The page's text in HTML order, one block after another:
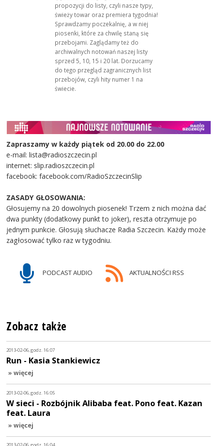
propozycji do listy, czyli nasze typy,
świeży towar oraz premiera tygodnia!
Sprawdzamy poczekalnię, a w niej
piosenki, które za chwilę staną się
przebojami. Zaglądamy też do
archiwalnych notowań naszej listy
sprzed 5, 10, 15 i 20 lat. Dorzucamy
do tego przegląd zagranicznych list
przebojów, czyli hity numer 1 na
świecie.
Zapraszamy w każdy piątek od 20.00 do 22.00
e-mail: lista@radioszczecin.pl
internet: slip.radioszczecin.pl
facebook: facebook.com/RadioSzczecinSlip
ZASADY GŁOSOWANIA:
Głosujemy na 20 dowolnych piosenek! Trzem z nich można dać
dwa punkty (dodatkowy punkt to joker), reszta otrzymuje po
jednym punkcie. Głosują słuchacze Radia Szczecin. Każdy może
zagłosować tylko raz w tygodniu.
PODCAST AUDIO AKTUALNOŚCI RSS
Zobacz także
2013-02-06, godz. 16:07
Run - Kasia Stankiewicz
» więcej
2013-02-06, godz. 16:05
W sieci - Rozbójnik Alibaba feat. Pono feat. Kazan
feat. Laura
» więcej